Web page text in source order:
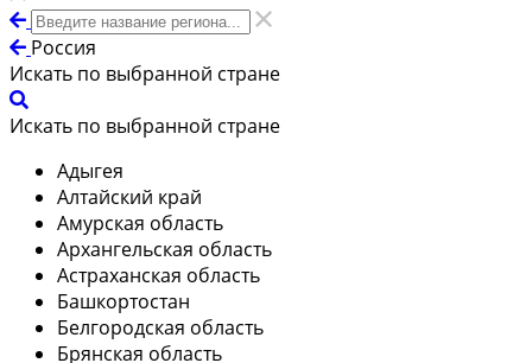
Россия
Искать по выбранной стране
Искать по выбранной стране
Адыгея
Алтайский край
Амурская область
Архангельская область
Астраханская область
Башкортостан
Белгородская область
Брянская область